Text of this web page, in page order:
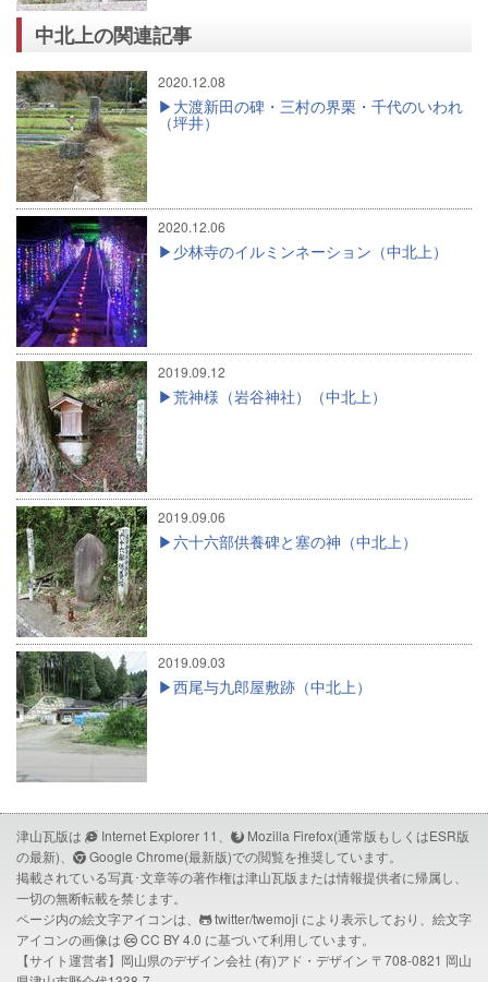
中北上の関連記事
2020.12.08
大渡新田の碑・三村の界栗・千代のいわれ
（坪井）
2020.12.06
少林寺のイルミンネーション（中北上）
2019.09.12
荒神様（岩谷神社）（中北上）
2019.09.06
六十六部供養碑と塞の神（中北上）
2019.09.03
西尾与九郎屋敷跡（中北上）
津山瓦版は Internet Explorer 11、
Mozilla Firefox(通常版もしくはESR版
の最新)、
Google Chrome(最新版)での閲覧を推奨しています。
掲載されている写真･文章等の著作権は津山瓦版または情報提供者に帰属し、
一切の無断転載を禁じます。
ページ内の絵文字アイコンは、
twitter/twemoji により表示しており、絵文字
アイコンの画像は
CC BY 4.0 に基づいて利用しています。
【サイト運営者】岡山県のデザイン会社 (有)アド・デザイン 〒708-0821 岡山